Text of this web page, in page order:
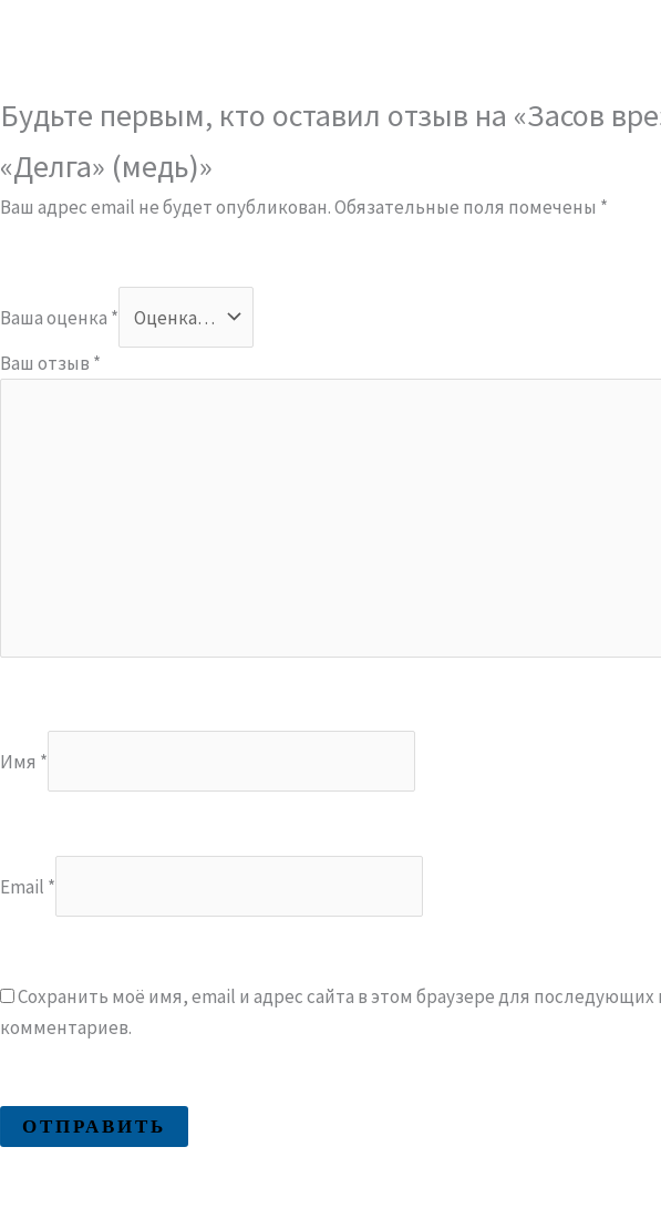
Будьте первым, кто оставил отзыв на «Засов
«Делга» (медь)»
Ваш адрес email не будет опубликован.Обязательные поля помечены *
Ваша оценка *
Ваш отзыв *
Имя *
Email *
Сохранить моё имя, email и адрес сайта в этом браузере для последующих
комментариев.